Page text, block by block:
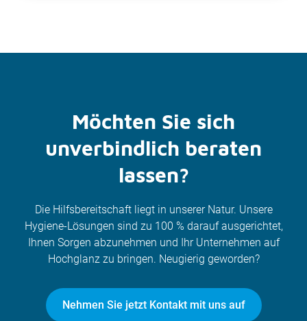
Möchten Sie sich
unverbindlich beraten
lassen?
Die Hilfsbereitschaft liegt in unserer Natur. Unsere
Hygiene-Lösungen sind zu 100 % darauf ausgerichtet,
Ihnen Sorgen abzunehmen und Ihr Unternehmen auf
Hochglanz zu bringen. Neugierig geworden?
Nehmen Sie jetzt Kontakt mit uns auf